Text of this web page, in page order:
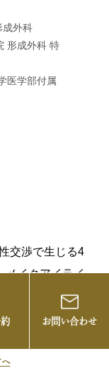
お問い合わせ
成外科
形成外科 特
医学部付属
交渉で生じる4
メイクアイライ
トメイクで叶